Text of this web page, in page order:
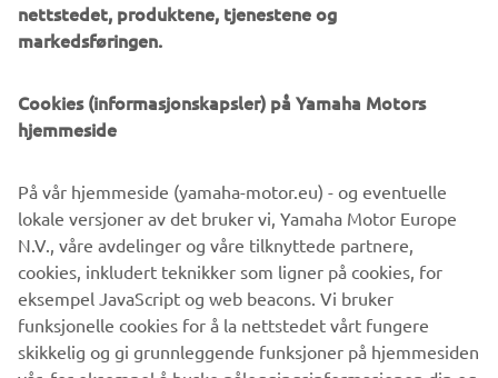
FINN EN FORHANDLER
nettstedet, produktene, tjenestene og
markedsføringen.
Cookies (informasjonskapsler) på Yamaha Motors
hjemmeside
På vår hjemmeside (yamaha-motor.eu) - og eventuelle
lokale versjoner av det bruker vi, Yamaha Motor Europe
N.V., våre avdelinger og våre tilknyttede partnere,
cookies, inkludert teknikker som ligner på cookies, for
eksempel JavaScript og web beacons. Vi bruker
funksjonelle cookies for å la nettstedet vårt fungere
skikkelig og gi grunnleggende funksjoner på hjemmesiden